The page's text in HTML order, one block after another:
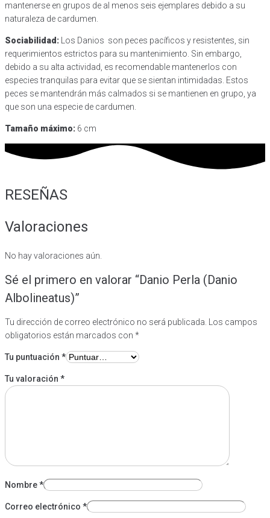
mantenerse en grupos de al menos seis ejemplares debido a su
naturaleza de cardumen.
Sociabilidad:
Los Danios son peces pacíficos y resistentes, sin
requerimientos estrictos para su mantenimiento. Sin embargo,
debido a su alta actividad, es recomendable mantenerlos con
especies tranquilas para evitar que se sientan intimidadas. Estos
peces se mantendrán más calmados si se mantienen en grupo, ya
que son una especie de cardumen.
Tamaño máximo: 6 cm
RESEÑAS
Valoraciones
No hay valoraciones aún.
Sé el primero en valorar “Danio Perla (Danio
Albolineatus)”
Tu dirección de correo electrónico no será publicada.
Los campos
obligatorios están marcados con *
Tu puntuación *
Tu valoración *
Nombre*
Correo electrónico *